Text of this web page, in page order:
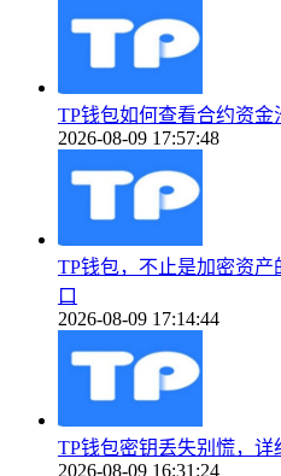
TP钱包如何查看合约资
2026-08-09 17:57:48
TP钱包，不止是加密资产
口
2026-08-09 17:14:44
TP钱包密钥丢失别慌，
2026-08-09 16:31:24